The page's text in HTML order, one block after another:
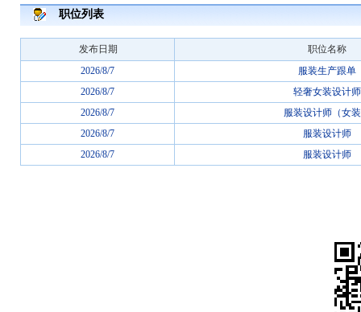
职位列表
发布日期
职位名称
2026/8/7
服装生产跟单
2026/8/7
轻奢女装设计师
2026/8/7
服装设计师（女
2026/8/7
服装设计师
2026/8/7
服装设计师